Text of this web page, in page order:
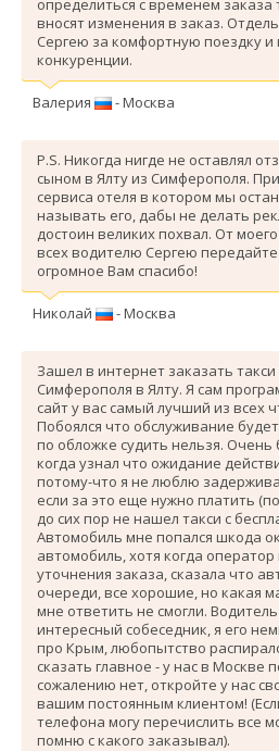
вносят изменения в заказ.
Сергею за комфортную поездку и
конкуренции.
Валерия - Москва
P.S. Никогда нигде не оставлял
сыном в Ялту из Симферополя.
сервиса отеля в котором мы
называть его, дабы не делать
достоин великих похвал. От
всех водителю Сергею
огромное Вам спасибо!
Николай - Москва
Зашел в интернет заказать
Симферополя в Ялту. Я сам
сайт у вас самый лучший из всех
Побоялся что обслуживание
по обложке судить нельзя.
когда узнал что ожидание
потому-что я не люблю
если за это еще нужно платить
до сих пор не нашел такси с
Автомобиль мне попался шкода
автомобиль, хотя когда
уточнения заказа, сказала что
очереди, все хорошие, но какая
мне ответить не смогли.
интересный собеседник, я его
про Крым, любопытство
сказать главное - у нас в Москве
сожалению нет, откройте у нас
вашим постоянным клиентом!
телефона могу перечислить все
помню с какого заказывал).